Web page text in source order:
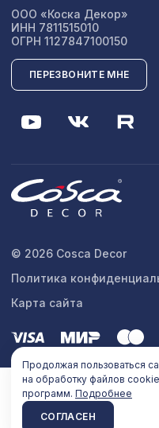
ООО «Коска Декор»
ИНН 7811515010
ОГРН 1127847100150
ПЕРЕЗВОНИТЕ МНЕ
© 2026 Cosca Decor
Политика
Карта сайта
Продолжая пользоваться
на обработку файлов
программ. Подробнее
СОГЛАСЕН